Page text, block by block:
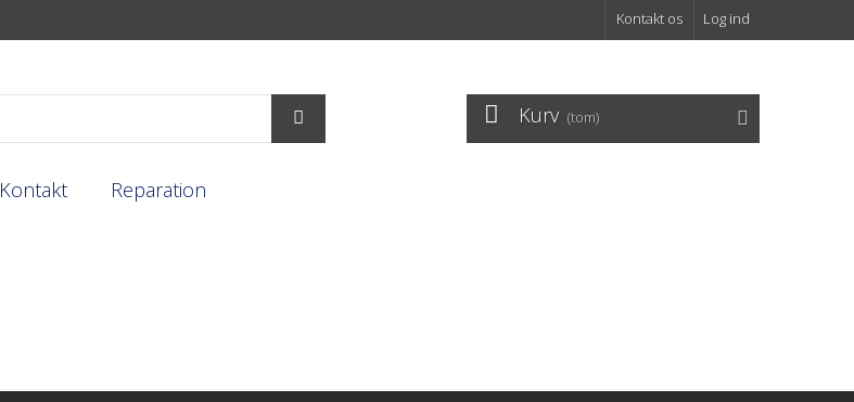
Log ind
Kontakt os
Kurv (tom)
Kontakt Reparation